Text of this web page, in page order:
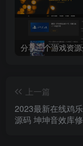
上一篇
2023最新在线鸡
源码 坤坤音效库